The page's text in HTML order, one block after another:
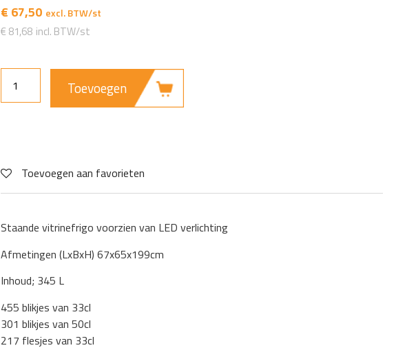
€ 67,50
€ 81,68
Toevoegen
Toevoegen aan favorieten
Staande vitrinefrigo voorzien van LED verlichting
Afmetingen (LxBxH) 67x65x199cm
Inhoud; 345 L
455 blikjes van 33cl
301 blikjes van 50cl
217 flesjes van 33cl